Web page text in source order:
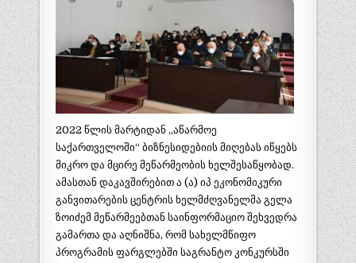
2022 წლის მარტიდან ,,აწარმოე
საქართველოში“ ბიზნესიდებიის მიღებას იწყებს
მიკრო და მცირე მეწარმეობის ხელშესაწყობად.
ამასთან დაკავშირებით ა (ა) იპ ეკონომიკური
განვითარების ცენტრის ხელმძღვანელმა გელა
ზოიძემ მეწარმეებთან საინფორმაციო შეხვედრა
გამართა და აღნიშნა, რომ სახელმწიფო
პროგრამის ფარგლებში საგრანტო კონკურსში